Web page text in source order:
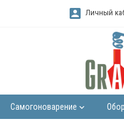
account_box Личный
Самогоноварение keyboard_arrow_down